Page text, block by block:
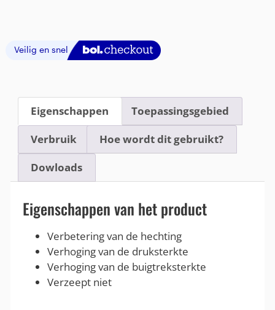
Eigenschappen Toepassingsgebied
Verbruik Hoe wordt dit gebruikt?
Dowloads
Eigenschappen van het product
Verbetering van de hechting
Verhoging van de druksterkte
Verhoging van de buigtreksterkte
Verzeept niet